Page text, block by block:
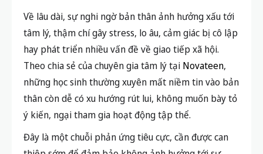
Về lâu dài, sự nghi ngờ bản thân ảnh hưởng xấu tới
tâm lý, thậm chí gây stress, lo âu, cảm giác bị cô lập
hay phát triển nhiều vấn đề về giao tiếp xã hội.
Theo chia sẻ của chuyên gia tâm lý tại Novateen,
những học sinh thường xuyên mất niềm tin vào bản
thân còn dễ có xu hướng rút lui, không muốn bày tỏ
ý kiến, ngại tham gia hoạt động tập thể.
Đây là một chuỗi phản ứng tiêu cực, cần được can